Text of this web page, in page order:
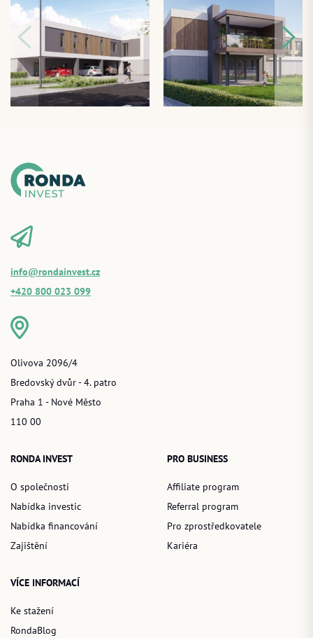
info@rondainvest.cz
+420 800 023 099
Olivova 2096/4
Bredovský dvůr - 4. patro
Praha 1 - Nové Město
110 00
RONDA INVEST
O společnosti
Nabídka investic
Nabídka financování
Zajištění
PRO BUSINESS
Affiliate program
Referral program
Pro zprostředkovatele
Kariéra
VÍCE INFORMACÍ
Ke stažení
RondaBlog